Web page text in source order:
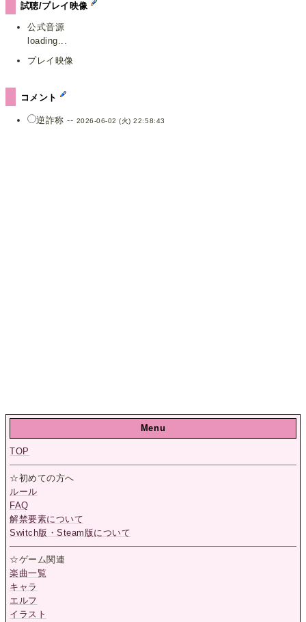
試聴/プレイ映像
公式音源
loading...
プレイ映像
コメント
逆詐称 -- 2026-06-02 (火) 22:58:43
Menu
TOP
☆初めての方へ
ルール
FAQ
解禁要素について
Switch版・Steam版について
☆ゲーム関連
楽曲一覧
キャラ
エルフ
イラスト